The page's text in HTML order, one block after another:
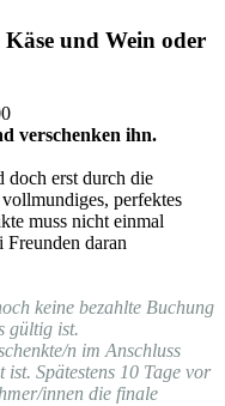
und Wein oder
verschenken ihn.
erst durch die
perfektes
muss nicht einmal
Freunden daran
keine bezahlte Buchung
gültig ist.
n im Anschluss
Spätestens 10 Tage vor
innen die finale